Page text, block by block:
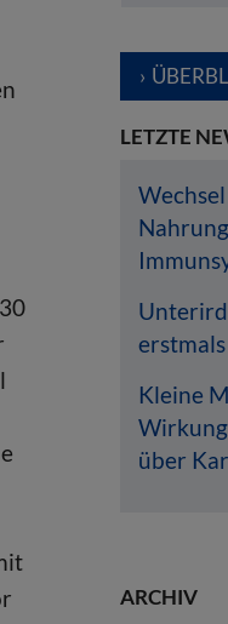
LETZTE
Kleine
über
ARCHIV